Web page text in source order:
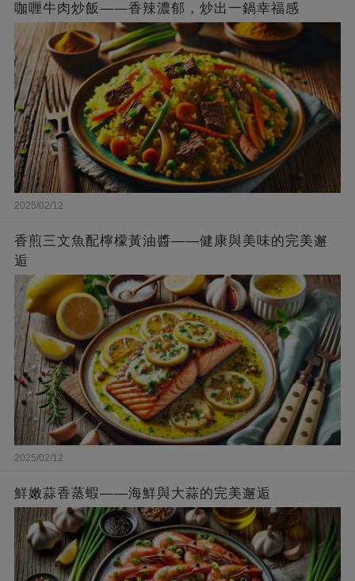
咖喱牛肉炒飯——香辣濃郁，炒出一鍋幸福感
2025/02/12
香煎三文魚配檸檬黃油醬——健康與美味的完美邂
逅
2025/02/12
鮮嫩蒜香蒸蝦——海鮮與大蒜的完美邂逅